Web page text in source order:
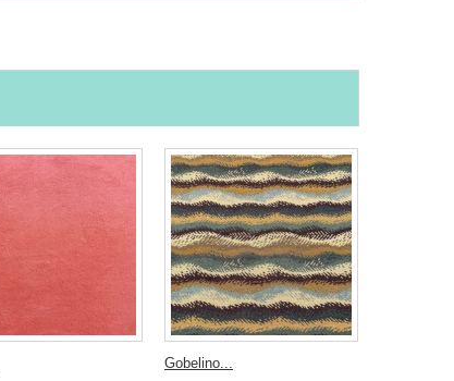
Gobelino...